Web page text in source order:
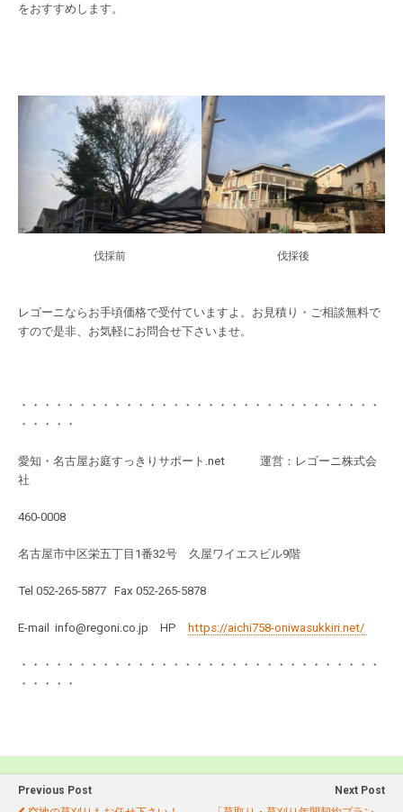
をおすすめします。
伐採前 伐採後
レゴーニならお手頃価格で受付ていますよ。お見積り・ご相談無料で
すので是非、お気軽にお問合せ下さいませ。
・・・・・・・・・・・・・・・・・・・・・・・・・・・・・・・
・・・・・
愛知・名古屋お庭すっきりサポート.net 運営：レゴーニ株式会
社
460-0008
名古屋市中区栄五丁目1番32号 久屋ワイエスビル9階
Tel 052-265-5877 Fax 052-265-5878
E-mail info@regoni.co.jp HP https://aichi758-oniwasukkiri.net/
・・・・・・・・・・・・・・・・・・・・・・・・・・・・・・・
・・・・・
Previous Post
Next Post